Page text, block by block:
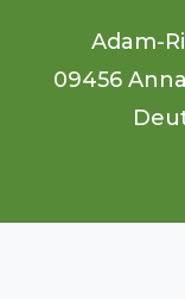
Adam-
09456